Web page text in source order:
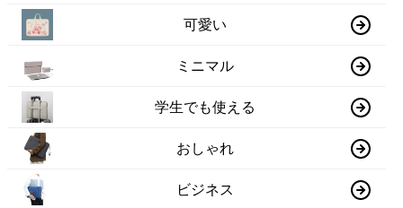
可愛い
ミニマル
学生でも使える
おしゃれ
ビジネス